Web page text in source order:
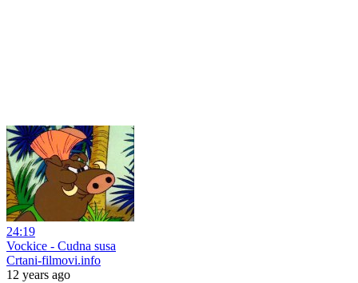
24:19
Vockice - Cudna susa
Crtani-filmovi.info
12 years ago